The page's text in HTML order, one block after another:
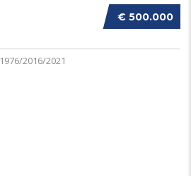
€ 500.000
1976/2016/2021